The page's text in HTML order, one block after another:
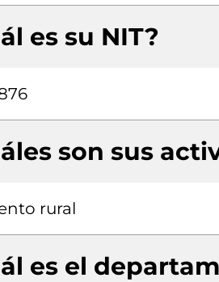
es su NIT?
son sus
rural
es el